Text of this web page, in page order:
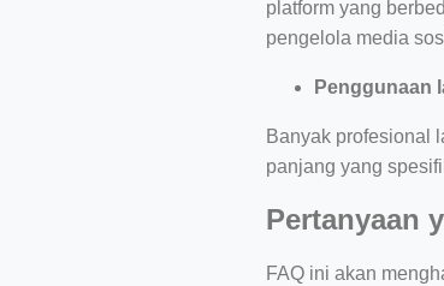
platform yang
pengelola media
Penggunaan
Banyak profesional
panjang yang
Pertanyaan
FAQ ini akan